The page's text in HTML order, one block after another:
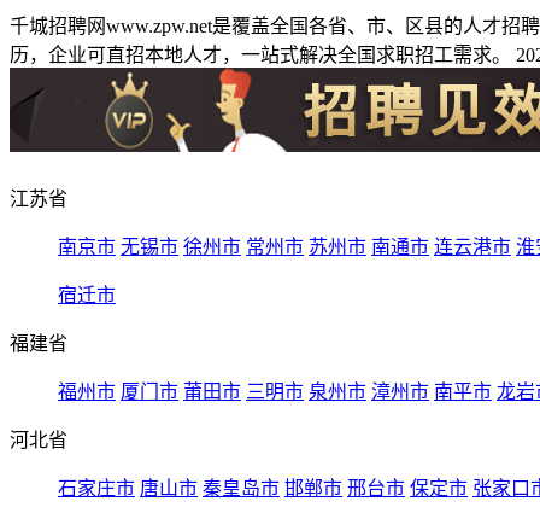
千城招聘网www.zpw.net是覆盖全国各省、市、区县的人才
历，企业可直招本地人才，一站式解决全国求职招工需求。
江苏省
南京市 无锡市 徐州市 常州市 苏州市 南通市 连云港市 淮
宿迁市
福建省
福州市 厦门市 莆田市 三明市 泉州市 漳州市 南平市 龙岩
河北省
石家庄市 唐山市 秦皇岛市 邯郸市 邢台市 保定市 张家口